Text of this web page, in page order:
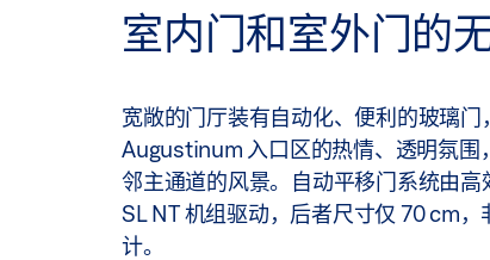
室内门和室外门的
宽敞的门厅装有自动化、便利的玻璃门
Augustinum 入口区的热情、透明氛围
邻主通道的风景。自动平移门系统由
SL NT 机组驱动，后者尺寸仅 70 cm，
计。